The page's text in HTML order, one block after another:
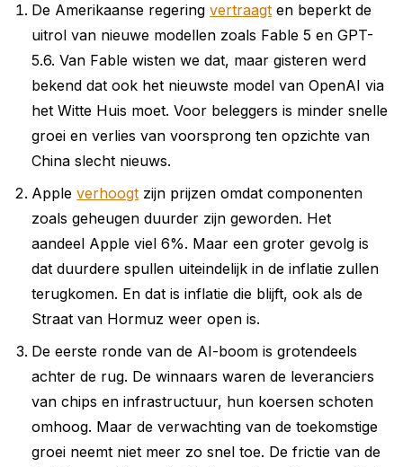
De Amerikaanse regeringvertraagt en beperkt de
uitrol van nieuwe modellen zoals Fable 5 en GPT-
5.6. Van Fable wisten we dat, maar gisteren werd
bekend dat ook het nieuwste model van OpenAI via
het Witte Huis moet. Voor beleggers is minder snelle
groei en verlies van voorsprong ten opzichte van
China slecht nieuws.
Appleverhoogt zijn prijzen omdat componenten
zoals geheugen duurder zijn geworden. Het
aandeel Apple viel 6%. Maar een groter gevolg is
dat duurdere spullen uiteindelijk in de inflatie zullen
terugkomen. En dat is inflatie die blijft, ook als de
Straat van Hormuz weer open is.
De eerste ronde van de AI-boom is grotendeels
achter de rug. De winnaars waren de leveranciers
van chips en infrastructuur, hun koersen schoten
omhoog. Maar de verwachting van de toekomstige
groei neemt niet meer zo snel toe. De frictie van de